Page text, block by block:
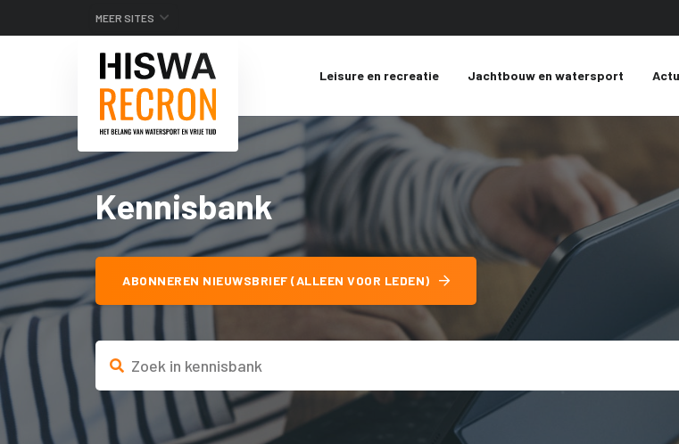
MEER SITES
Leisure en recreatie Jachtbouw en watersport
Kennisbank
ABONNEREN NIEUWSBRIEF (ALLEEN VOOR LEDEN)